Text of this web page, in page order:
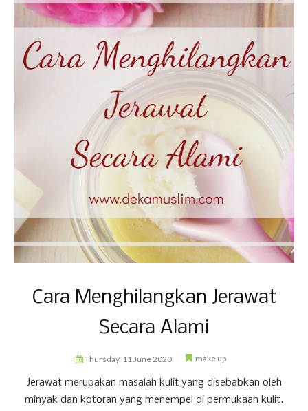
Cara Menghilangkan Jerawat
Secara Alami
Thursday, 11 June 2020 make up
Jerawat merupakan masalah kulit yang disebabkan oleh
minyak dan kotoran yang menempel di permukaan kulit.